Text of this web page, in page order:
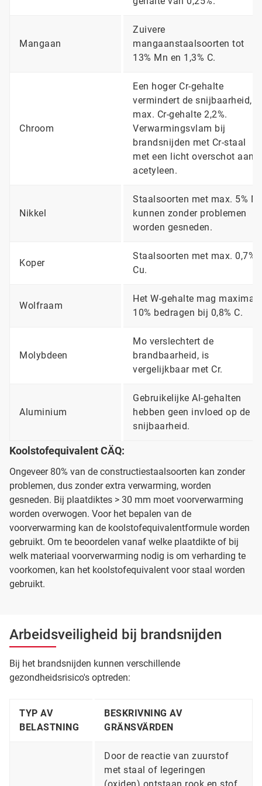
Mangaan
Zuivere
mangaanstaalsoorten tot
13% Mn en 1,3% C.
Chroom
Een hoger Cr-gehalte
vermindert de snijbaarheid,
max. Cr-gehalte 2,2%.
Verwarmingsvlam bij
brandsnijden met Cr-staal
met een licht overschot aan
acetyleen.
Nikkel
Staalsoorten met max. 5% Ni
kunnen zonder problemen
worden gesneden.
Koper
Staalsoorten met max. 0,7%
Cu.
Wolfraam
Het W-gehalte mag maximaal
10% bedragen bij 0,8% C.
Molybdeen
Mo verslechtert de
brandbaarheid, is
vergelijkbaar met Cr.
Aluminium
Gebruikelijke Al-gehalten
hebben geen invloed op de
snijbaarheid.
Koolstofequivalent CÄQ:
Ongeveer 80% van de constructiestaalsoorten kan zonder
problemen, dus zonder extra verwarming, worden
gesneden. Bij plaatdiktes > 30 mm moet voorverwarming
worden overwogen. Voor het bepalen van de
voorverwarming kan de koolstofequivalentformule worden
gebruikt. Om te beoordelen vanaf welke plaatdikte of bij
welk materiaal voorverwarming nodig is om verharding te
voorkomen, kan het koolstofequivalent voor staal worden
gebruikt.
Arbeidsveiligheid bij brandsnijden
Bij het brandsnijden kunnen verschillende
gezondheidsrisico's optreden:
TYP AV
BELASTNING
BESKRIVNING AV
GRÄNSVÄRDEN
Door de reactie van zuurstof
met staal of legeringen